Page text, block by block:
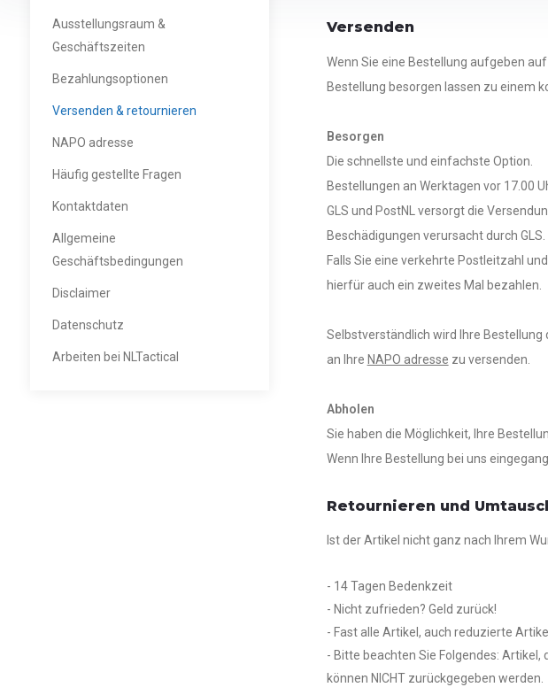
Ausstellungsraum &
Geschäftszeiten
Bezahlungsoptionen
Versenden & retournieren
NAPO adresse
Häufig gestellte Fragen
Kontaktdaten
Allgemeine
Geschäftsbedingungen
Disclaimer
Datenschutz
Arbeiten bei NLTactical
Versenden
Wenn Sie eine Bestellung aufgeben auf
Bestellung besorgen lassen zu einem
Besorgen
Die schnellste und einfachste Option.
Bestellungen an Werktagen vor 17.00
GLS und PostNL versorgt die
Beschädigungen verursacht durch
Falls Sie eine verkehrte Postleitzahl
hierfür auch ein zweites Mal bezahlen.
Selbstverständlich wird Ihre
an Ihre NAPO adresse zu versenden.
Abholen
Sie haben die Möglichkeit, Ihre
Wenn Ihre Bestellung bei uns
Retournieren und
Ist der Artikel nicht ganz nach Ihrem
- 14 Tagen Bedenkzeit
- Nicht zufrieden? Geld zurück!
- Fast alle Artikel, auch reduzierte
- Bitte beachten Sie Folgendes:
können NICHT zurückgegeben werden.